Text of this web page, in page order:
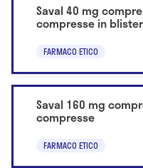
Saval 40 mg
compresse in
FARMACO ETICO
Saval 160 mg
compresse
FARMACO ETICO